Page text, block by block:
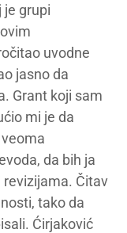
je grupi
uvodne
jasno da
Grant koji sam
mi je da
da bih ja
revizijama. Čitav
tako da
Ćirjaković